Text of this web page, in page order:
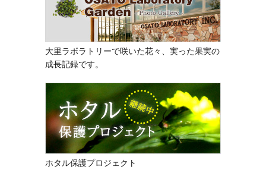
大里ラボラトリーで咲いた花々、実った果実の
成長記録です。
ホタル保護プロジェクト